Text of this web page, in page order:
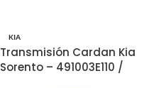
KIA
Transmisión Cardan Kia
Sorento – 491003E110 /